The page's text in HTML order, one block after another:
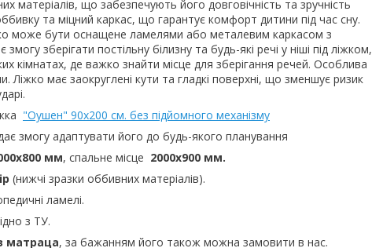
матеріалів, що забезпечують його довговічність та зручність
та міцний каркас, що гарантує комфорт дитини під час сну.
може бути оснащене ламелями або металевим каркасом з
зберігати постільну білизну та будь-які речі у ніші під ліжком,
кімнатах, де важко знайти місце для зберігання речей. Особлива
Ліжко має заокруглені кути та гладкі поверхні, що зменшує ризик
"Оушен" 90х200 см. без підйомного механізму
змогу адаптувати його до будь-якого планування
мм, спальне місце 2000х900 мм.
(нижчі зразки оббивних матеріалів).
ламелі.
з ТУ.
матраца, за бажанням його також можна замовити в нас.